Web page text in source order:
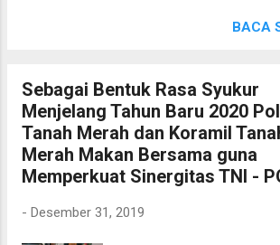
(31/12/2019). Kasium
Socah melakukan pam dan
acara Akhir Tahun dan Awal
Keleyam Kec. Tanjung Bumi
Agar pelaksanaan dapat
gangguan. Kegiatan
untuk menjaga keamanan
BACA
Sebagai Bentuk Rasa Syukur
Menjelang Tahun Baru 2020
Tanah Merah dan Koramil
Merah Makan Bersama guna
Memperkuat Sinergitas TNI -
- Desember 31, 2019